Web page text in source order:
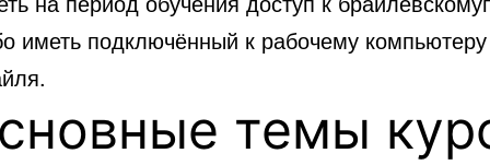
иметь подключённый к рабочему
темы